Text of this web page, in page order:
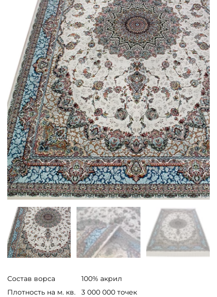
Состав ворса
100% акрил
Плотность на м. кв.
3 000 000 точек